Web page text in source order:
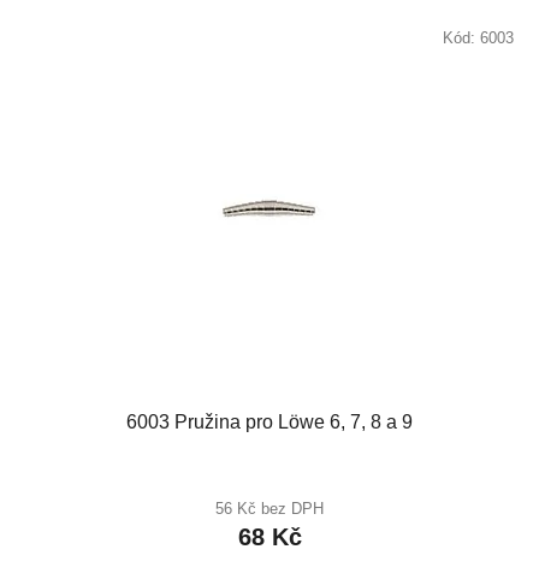
6003 Pružina pro Löwe 6, 7, 8 a 9
hodnocení
produktu
56 Kč bez DPH
68 Kč
Kód: 6003